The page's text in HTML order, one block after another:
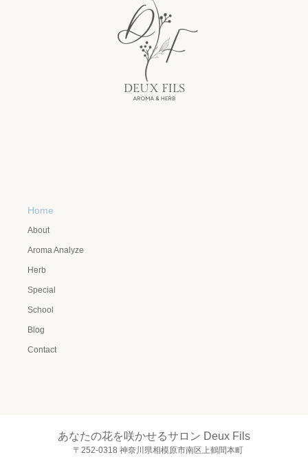
Home
About
Aroma Analyze
Herb
Special
School
Blog
Contact
あなたの花を咲かせるサロン Deux Fils
〒252-0318 神奈川県相模原市南区上鶴間本町